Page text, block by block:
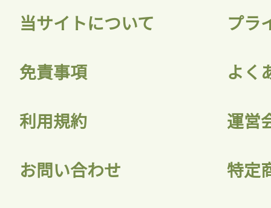
会員登録
当サイトについて プラ
免責事項 よく
利用規約 運営
お問い合わせ 特定